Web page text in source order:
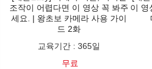
조작이 어렵다면 이 영상 꼭 봐주
세요. | 왕초보 카메라 사용 가이
드 2화
교육기간 : 365일
무료
이 영